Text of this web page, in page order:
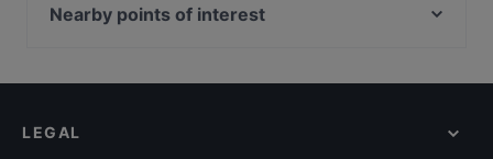
Friendly Cityhotel Oktopus
Vlamia Restaurant (Ro)
Via Roma Ristorante
Taste of Punjab
Royal India Bonn
Nearby points of interest
Bahnhof Warschauer Strasse, Berlin
LEGAL